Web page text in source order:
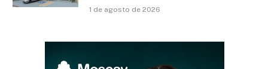
1 de agosto de 2026